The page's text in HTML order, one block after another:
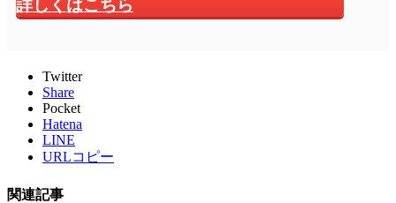
詳しくはこちら
Twitter
Share
Pocket
Hatena
LINE
URLコピー
関連記事